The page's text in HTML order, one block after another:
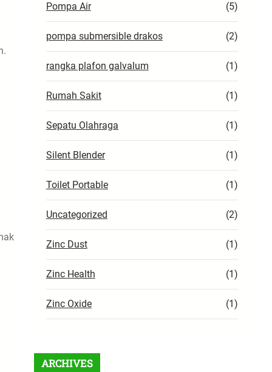
Pompa Air (5)
pompa submersible drakos (2)
rangka plafon galvalum (1)
Rumah Sakit (1)
Sepatu Olahraga (1)
Silent Blender (1)
Toilet Portable (1)
Uncategorized (2)
Zinc Dust (1)
Zinc Health (1)
Zinc Oxide (1)
ARCHIVES